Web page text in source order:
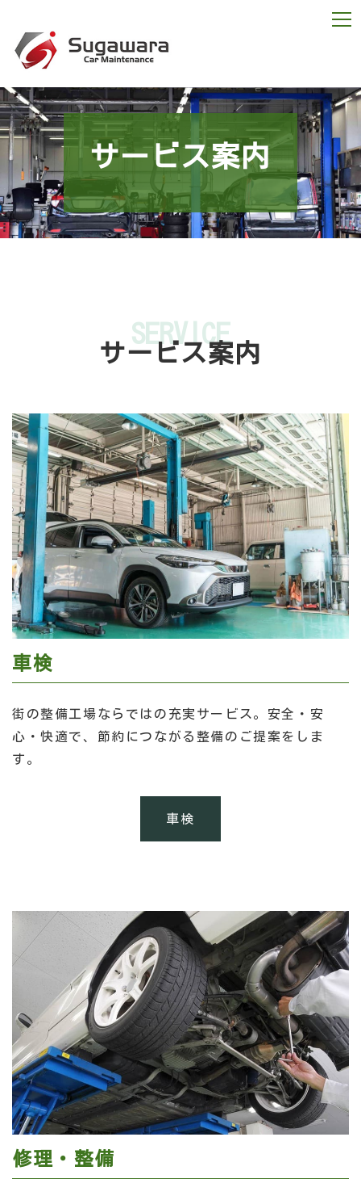
サービス案内
サービス案内
SERVICE
車検
街の整備工場ならではの充実サービス。安全・安
心・快適で、節約につながる整備のご提案をしま
す。
車検
修理・整備